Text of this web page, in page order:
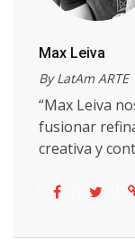
Max Leiva
By LatAm ARTE
“Max Leiva
fusionar
creativa y